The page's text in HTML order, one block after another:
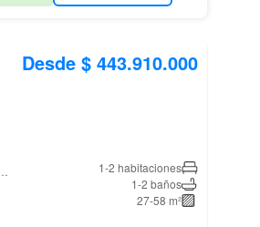
Desde $ 443.910.000
1-2 habitaciones
1-2 baños
27-58 m²